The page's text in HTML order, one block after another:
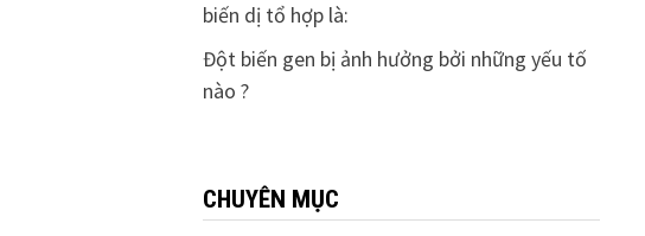
biến dị tổ hợp là:
Đột biến gen bị ảnh hưởng bởi những yếu tố
nào ?
CHUYÊN MỤC